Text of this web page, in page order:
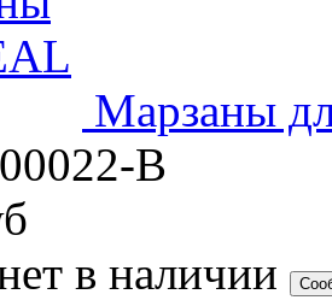
Марзаны
B
в наличии